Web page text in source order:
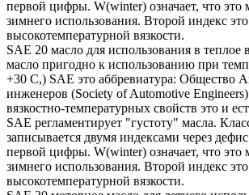
первой цифры. W(winter) означает, что это
зимнего использования. Второй индекс это
высокотемпературной вязкости.
SAE 20 масло для использования в теплое
масло пригодно к использованию при
+30 С,) SAE это аббревиатура: Общество
инженеров (Society of Automotive
вязкостно-температурных свойств это и
SAE регламентирует "густоту" масла.
записывается двумя индексами через
первой цифры. W(winter) означает, что это
зимнего использования. Второй индекс это
высокотемпературной вязкости.